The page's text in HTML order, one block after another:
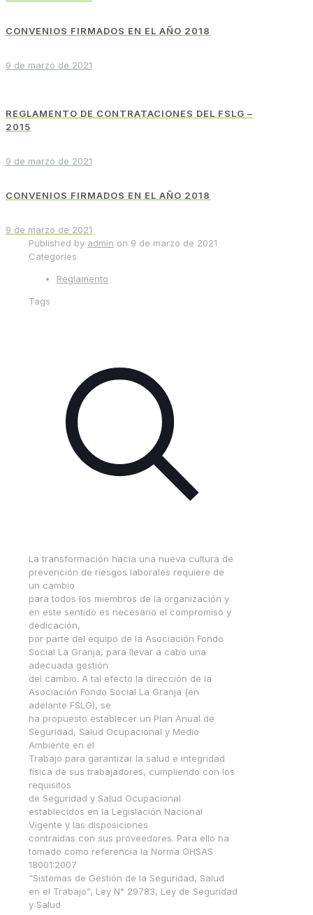
CONVENIOS FIRMADOS EN EL AÑO 2018
9 de marzo de 2021
REGLAMENTO DE CONTRATACIONES DEL FSLG –
2015
9 de marzo de 2021
CONVENIOS FIRMADOS EN EL AÑO 2018
9 de marzo de 2021
Published by admin on 9 de marzo de 2021
Categories
Reglamento
Tags
La transformación hacia una nueva cultura de
prevención de riesgos laborales requiere de
un cambio
para todos los miembros de la organización y
en este sentido es necesario el compromiso y
dedicación,
por parte del equipo de la Asociación Fondo
Social La Granja, para llevar a cabo una
adecuada gestión
del cambio. A tal efecto la dirección de la
Asociación Fondo Social La Granja (en
adelante FSLG), se
ha propuesto establecer un Plan Anual de
Seguridad, Salud Ocupacional y Medio
Ambiente en el
Trabajo para garantizar la salud e integridad
física de sus trabajadores, cumpliendo con los
requisitos
de Seguridad y Salud Ocupacional
establecidos en la Legislación Nacional
Vigente y las disposiciones
contraídas con sus proveedores. Para ello ha
tomado como referencia la Norma OHSAS
18001:2007
“Sistemas de Gestión de la Seguridad, Salud
en el Trabajo”, Ley N° 29783, Ley de Seguridad
y Salud